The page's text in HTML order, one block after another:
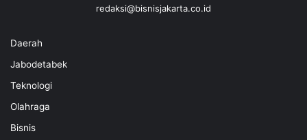
redaksi@bisnisjakarta.co.id
Daerah
Jabodetabek
Teknologi
Olahraga
Bisnis